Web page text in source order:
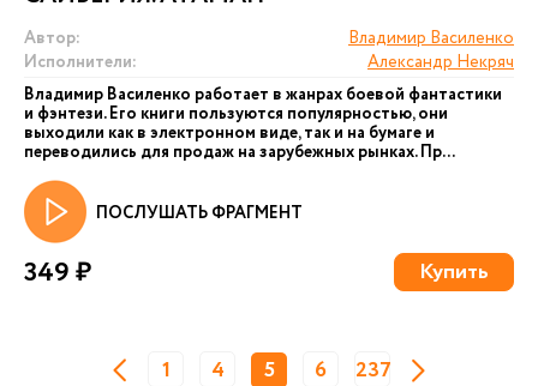
Автор:
Владимир Василенко
Исполнители:
Александр Некряч
Владимир Василенко работает в жанрах боевой фантастики
и фэнтези. Его книги пользуются популярностью, они
выходили как в электронном виде, так и на бумаге и
переводились для продаж на зарубежных рынках. Пр...
ПОСЛУШАТЬ ФРАГМЕНТ
349 ₽ Купить
1 4 5 6 237